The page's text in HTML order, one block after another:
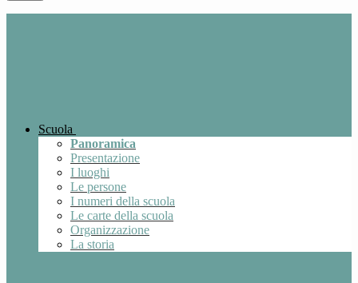
Scuola
Panoramica
Presentazione
I luoghi
Le persone
I numeri della scuola
Le carte della scuola
Organizzazione
La storia